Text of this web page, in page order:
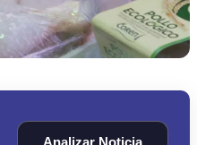
Analizar Noticia